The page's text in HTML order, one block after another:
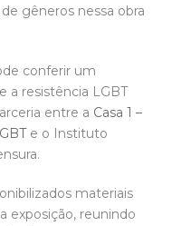
gêneros nessa obra
conferir um
a resistência LGBT
entre a Casa 1 –
e o Instituto
materiais
exposição, reunindo